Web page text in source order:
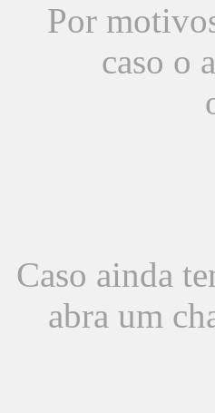
Por
caso o
Caso ainda
abra um